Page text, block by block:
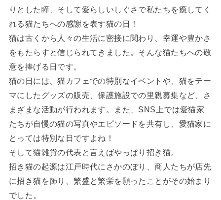
りとした瞳、そして愛らしいしぐさで私たちを癒してく
れる猫たちへの感謝を表す猫の日！
猫は古くから人々の生活に密接に関わり、幸運や豊かさ
をもたらすと信じられてきました。そんな猫たちへの敬
意を捧げる日です。
猫の日には、猫カフェでの特別なイベントや、猫をテー
マにしたグッズの販売、保護施設での里親募集など、さ
まざまな活動が行われます。また、SNS上では愛猫家
たちが自慢の猫の写真やエピソードを共有し、愛猫家に
とっては特別な日ですよね！
そして猫雑貨の代表と言えばやっぱり招き猫。
招き猫の起源は江戸時代にさかのぼり、商人たちが店先
に招き猫を飾り、繁盛と繁栄を願ったことがその始まり
でした。